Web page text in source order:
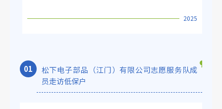
2025
01
松下电子部品（江门）有限公司志愿服务队成
员走访低保户